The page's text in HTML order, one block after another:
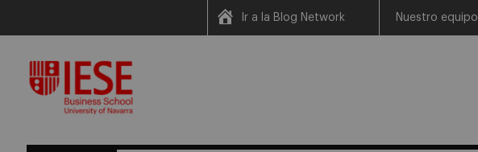
content
Ir a la Blog Network Nuestro equipo